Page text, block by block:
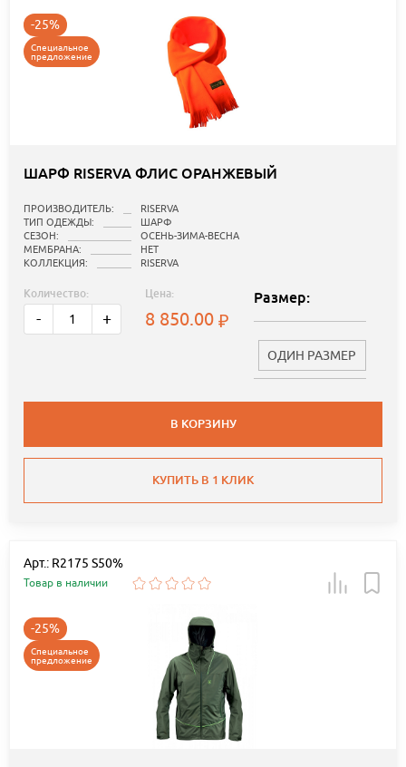
-25%
Специальное
предложение
ШАРФ RISERVA ФЛИС ОРАНЖЕВЫЙ
ПРОИЗВОДИТЕЛЬ:
RISERVA
ТИП ОДЕЖДЫ:
ШАРФ
СЕЗОН:
ОСЕНЬ-ЗИМА-ВЕСНА
МЕМБРАНА:
НЕТ
КОЛЛЕКЦИЯ:
RISERVA
Количество:
- +
Цена:
8 850.00
Размер:
ОДИН РАЗМЕР
В КОРЗИНУ
КУПИТЬ В 1 КЛИК
Арт.: R2175 S50%
Товар в наличии
-25%
Специальное
предложение